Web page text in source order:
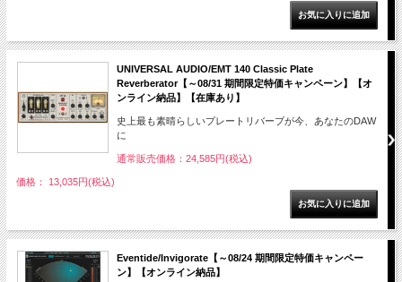
UNIVERSAL AUDIO/EMT 140 Classic Plate
Reverberator【～08/31 期間限定特価キャンペーン】【オ
ンライン納品】【在庫あり】
史上最も素晴らしいプレートリバーブが今、あなたのDAW
に
通常販売価格：24,585円(税込)
価格： 13,035円(税込)
Eventide/Invigorate【～08/24 期間限定特価キャンペー
ン】【オンライン納品】